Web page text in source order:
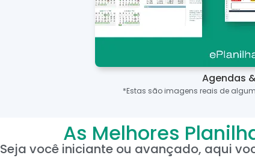
Agendas
*Estas são imagens reais de
As Melhores
Seja você iniciante ou avançado, aqui